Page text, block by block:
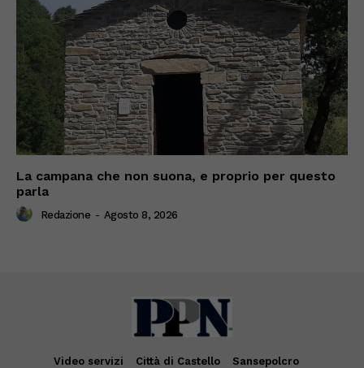
La campana che non suona, e proprio per questo
parla
Redazione - Agosto 8, 2026
Video servizi Città di Castello
Sansepolcro